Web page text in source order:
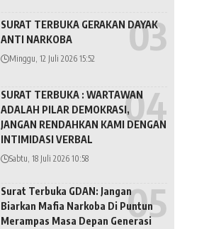
SURAT TERBUKA GERAKAN DAYAK
ANTI NARKOBA
Minggu, 12 Juli 2026 15:52
SURAT TERBUKA : WARTAWAN
ADALAH PILAR DEMOKRASI,
JANGAN RENDAHKAN KAMI DENGAN
INTIMIDASI VERBAL
Sabtu, 18 Juli 2026 10:58
Surat Terbuka GDAN: Jangan
Biarkan Mafia Narkoba Di Puntun
Merampas Masa Depan Generasi